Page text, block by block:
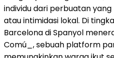
individu dari perbuatan
atau intimidasi lokal. Di
Barcelona di Spanyol
Comú_, sebuah platform